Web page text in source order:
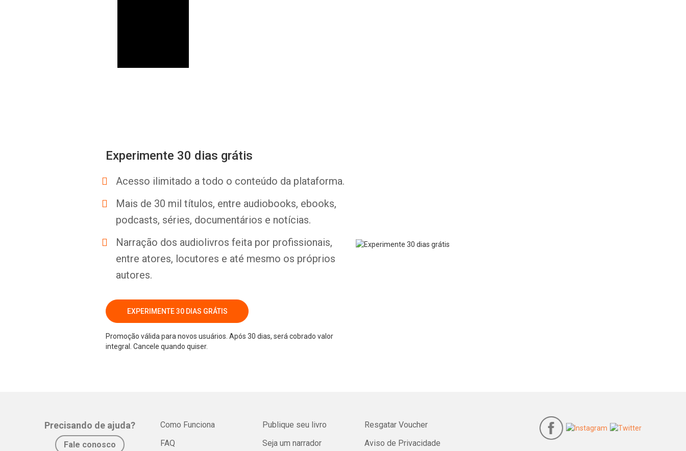
Experimente 30 dias grátis
Acesso ilimitado a todo o conteúdo da plataforma.
Mais de 30 mil títulos, entre audiobooks, ebooks,
podcasts, séries, documentários e notícias.
Narração dos audiolivros feita por profissionais,
entre atores, locutores e até mesmo os próprios
autores.
EXPERIMENTE 30 DIAS GRÁTIS
Promoção válida para novos usuários. Após 30 dias, será cobrado valor
integral. Cancele quando quiser.
Precisando de ajuda?
Fale conosco
Como Funciona
FAQ
Publique seu livro
Seja um narrador
Resgatar Voucher
Aviso de Privacidade